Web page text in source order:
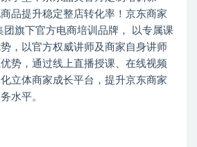
品提升稳定整店转化率！京东商家
团旗下官方电商培训品牌， 以专属课
，以官方权威讲师及商家自身讲师
势，通过线上直播授课、在线视频
立体商家成长平台，提升京东商家
水平。